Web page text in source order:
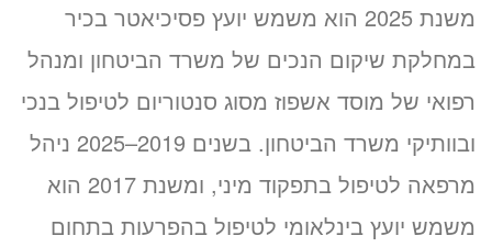
משנת 2025 הוא משמש יועץ פסיכיאטר בכיר
במחלקת שיקום הנכים של משרד הביטחון ומנהל
רפואי של מוסד אשפוז מסוג סנטוריום לטיפול בנכי
ובוותיקי משרד הביטחון. בשנים 2019–2025 ניהל
מרפאה לטיפול בתפקוד מיני, ומשנת 2017 הוא
משמש יועץ בינלאומי לטיפול בהפרעות בתחום